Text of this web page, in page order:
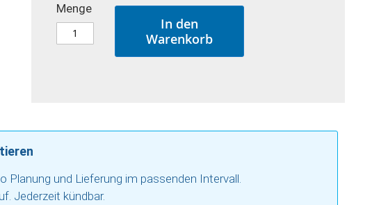
Menge
In den
Warenkorb
und Lieferung im passenden Intervall.
Jederzeit kündbar.